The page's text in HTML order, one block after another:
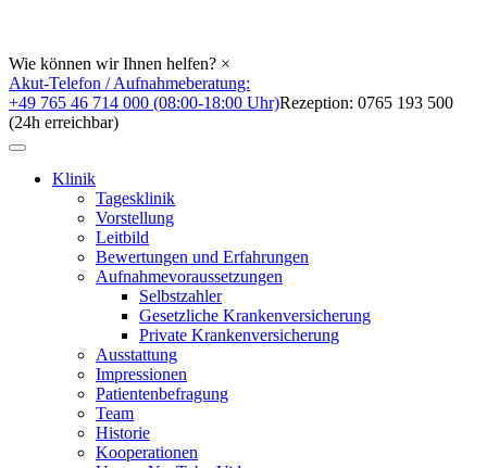
Wie können wir Ihnen helfen? ×
Akut-Telefon / Aufnahmeberatung:
+49 765 46 714 000 (08:00-18:00 Uhr)Rezeption: 0765 193 500
(24h erreichbar)
Klinik
Tagesklinik
Vorstellung
Leitbild
Bewertungen und Erfahrungen
Aufnahmevoraussetzungen
Selbstzahler
Gesetzliche Krankenversicherung
Private Krankenversicherung
Ausstattung
Impressionen
Patientenbefragung
Team
Historie
Kooperationen